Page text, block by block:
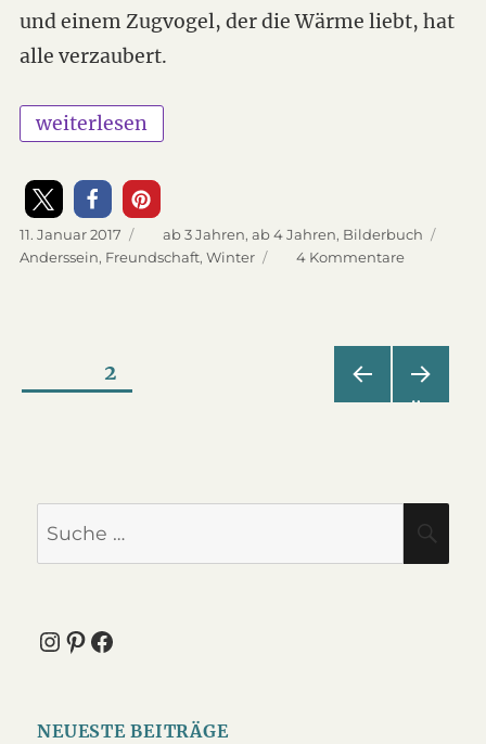
und einem Zugvogel, der die Wärme liebt, hat
alle verzaubert.
„Das Schneemannkind auf Reisen –
weiterlesen
Veröffentlicht
am
11. Januar 2017 Kategorien
ab 3 Jahren, ab 4 Jahren, Bilderbuch
Schlagwörter
Anderssein, Freundschaft, Winter 4 Kommentarezu
Reisen
–
Seitennummerierung
2
Instagram
Pinterest
Facebook
NEUESTE BEITRÄGE